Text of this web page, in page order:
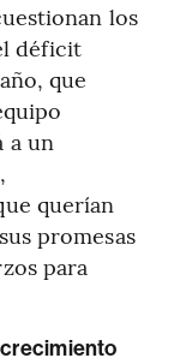
los
déficit
que
a un
querían
promesas
para